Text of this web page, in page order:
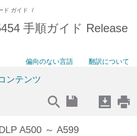
ド ガイド
手順ガイド Release
偏向のない言語 翻訳について
ンテンツ
A500 ～ A599